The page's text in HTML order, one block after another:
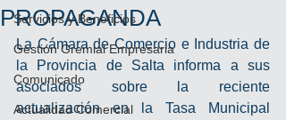
Servicios y Beneficios
Gestión Gremial Empresaria
Comunicado
Actualidad Comercial
PROPAGANDA
La Cámara de Comercio e Industria de
la Provincia de Salta informa a sus
asociados sobre la reciente
actualización en la Tasa Municipal